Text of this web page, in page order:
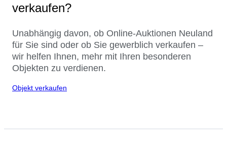
verkaufen?
Unabhängig davon, ob Online-Auktionen Neuland
für Sie sind oder ob Sie gewerblich verkaufen –
wir helfen Ihnen, mehr mit Ihren besonderen
Objekten zu verdienen.
Objekt verkaufen